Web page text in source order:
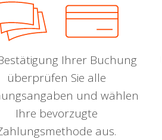
Ihrer Buchung
überprüfen Sie alle
und wählen
Ihre bevorzugte
aus.